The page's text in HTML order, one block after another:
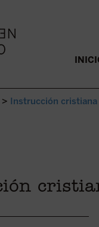
> Instrucción cristiana